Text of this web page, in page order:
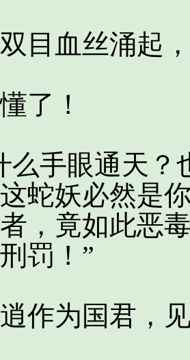
血丝涌起，
！
手眼通天？
蛇妖必然是
，竟如此恶
罚！”
为国君，见